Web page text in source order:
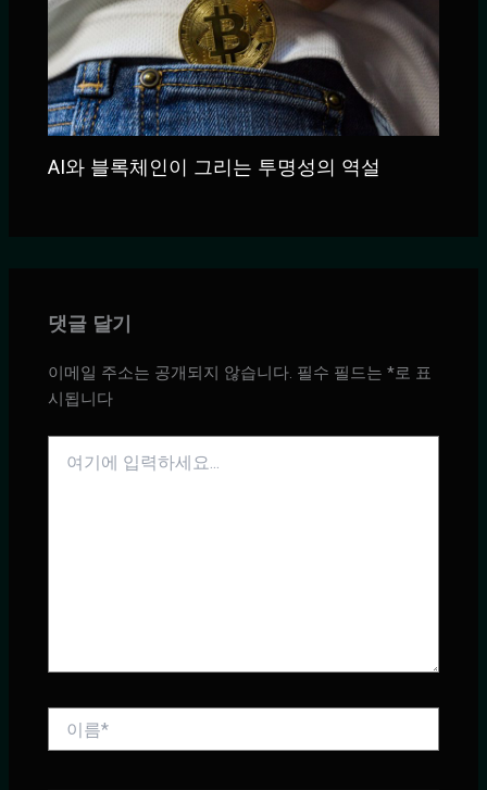
AI와 블록체인이 그리는 투명성의 역설
댓글 달기
이메일 주소는 공개되지 않습니다. 필수 필드는*로 표
시됩니다